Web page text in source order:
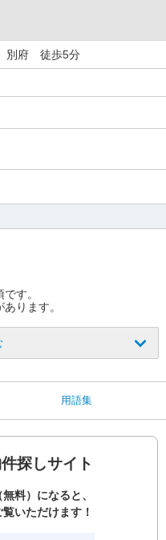
ト一覧
ト一覧
ト一覧
別府 徒歩5分
す。
ります。
用語集
探しサイト
料）になると、
覧いただけます！